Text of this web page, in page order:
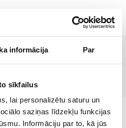
informācija Par
sīkfailus
lai personalizētu saturu un
saziņas līdzekļu funkcijas
Informāciju par to, kā jūs
ET
ei leitud!